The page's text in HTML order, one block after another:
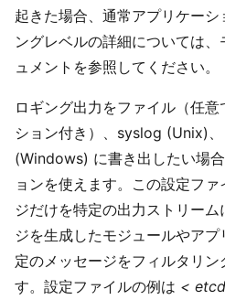
起きた場合、通常アプリケー
ングレベルの詳細については
ュメントを参照してください。
ロギング出力をファイル（任
ション付き）、syslog (Unix)
(Windows) に書き出したい場合
ョンを使えます。この設定フ
ジだけを特定の出力ストリー
ジを生成したモジュールやア
定のメッセージをフィルタリ
す。設定ファイルの例は <